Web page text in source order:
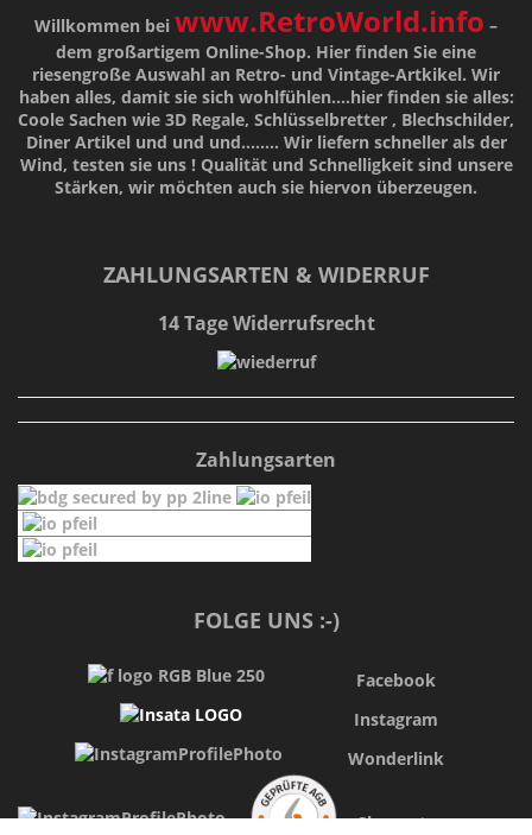
Willkommen bei www.RetroWorld.info –
dem großartigem Online-Shop. Hier finden Sie eine
riesengroße Auswahl an Retro- und Vintage-Artkikel. Wir
haben alles, damit sie sich wohlfühlen....hier finden sie alles:
Coole Sachen wie 3D Regale, Schlüsselbretter , Blechschilder,
Diner Artikel und und und........ Wir liefern schneller als der
Wind, testen sie uns ! Qualitätund Schnelligkeitsind unsere
Stärken, wir möchten auch sie hiervon überzeugen.
ZAHLUNGSARTEN & WIDERRUF
14 Tage Widerrufsrecht
Zahlungsarten
FOLGE UNS :-)
Facebook
Instagram
Wonderlink
Shopvote